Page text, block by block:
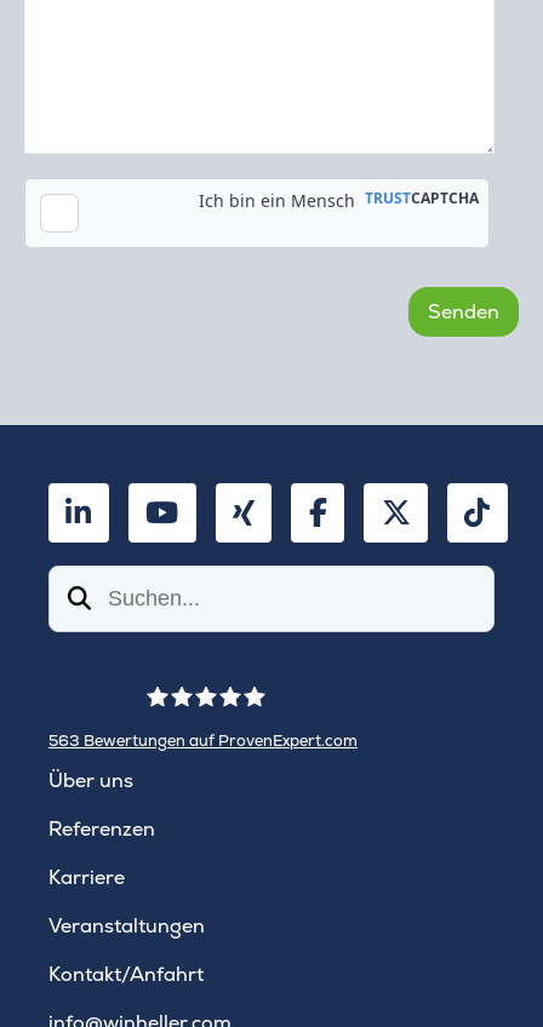
Kopie an meine E-Mail-Adresse senden
LinkedInYouTubeXing FacebookTwitter
Suchen
563 Bewertungen auf ProvenExpert.com
Über uns
Referenzen
Karriere
Veranstaltungen
Kontakt/Anfahrt